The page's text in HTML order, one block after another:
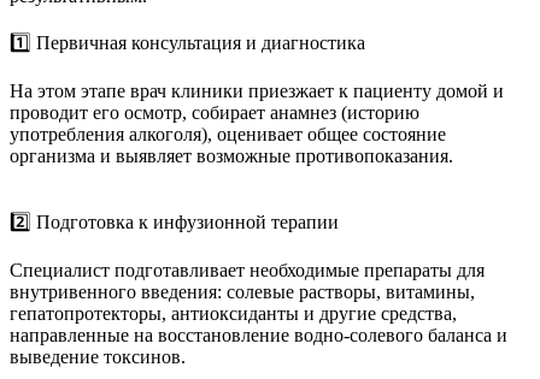
1️⃣ Первичная консультация и диагностика
На этом этапе врач клиники приезжает к пациенту домой и
проводит его осмотр, собирает анамнез (историю
употребления алкоголя), оценивает общее состояние
организма и выявляет возможные противопоказания.
2️⃣ Подготовка к инфузионной терапии
Специалист подготавливает необходимые препараты для
внутривенного введения: солевые растворы, витамины,
гепатопротекторы, антиоксиданты и другие средства,
направленные на восстановление водно-солевого баланса и
выведение токсинов.